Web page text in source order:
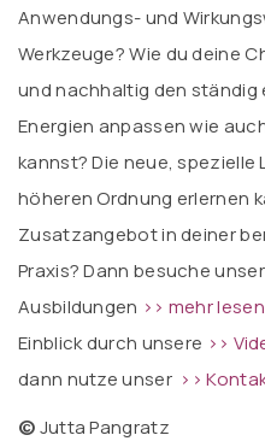
Anwendungs- und
Werkzeuge? Wie du deine
und nachhaltig den
Energien anpassen wie
kannst? Die neue, spezielle
höheren Ordnung erlernen
Zusatzangebot in deiner
Praxis? Dann besuche
Ausbildungen >> mehr lesen
Einblick durch unsere >>
dann nutze unser >>
©Jutta Pangratz